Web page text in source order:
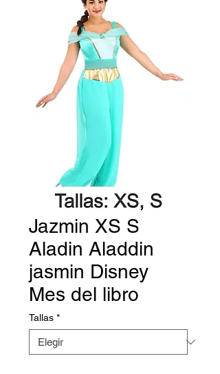
Jazmin XS S
Aladin Aladdin
jasmin Disney
Mes del libro
Tallas *